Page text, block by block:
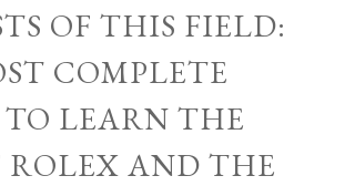
OF THIS FIELD:
COMPLETE
TO LEARN THE
ROLEX AND THE